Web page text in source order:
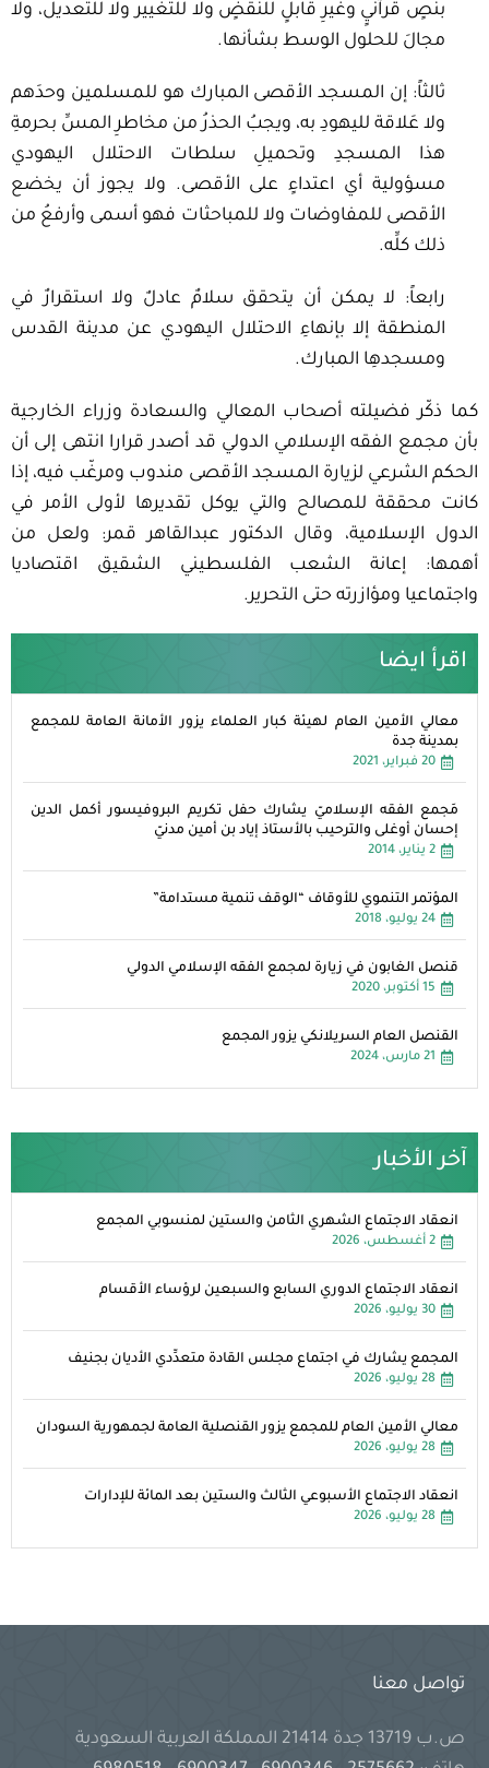
بنصٍ قرآنيٍ وغيرِ قابلٍ للنقضٍ ولا للتغيير ولا للتعديل، ولا
مجالَ للحلول الوسط بشأنها.
ثالثاً: إن المسجد الأقصى المبارك هو للمسلمين وحدَهم
ولا عَلاقة لليهودِ به، ويجبُ الحذرُ من مخاطرِ المسِّ بحرمةِ
هذا المسجدِ وتحميلِ سلطات الاحتلال اليهودي
مسؤولية أي اعتداءٍ على الأقصى. ولا يجوز أن يخضع
الأقصى للمفاوضات ولا للمباحثات فهو أسمى وأرفعُ من
ذلك كلِّه.
رابعاً: لا يمكن أن يتحقق سلامٌ عادلٌ ولا استقرارٌ في
المنطقة إلا بإنهاءِ الاحتلال اليهودي عن مدينة القدس
ومسجدهِا المبارك.
كما ذكّر فضيلته أصحاب المعالي والسعادة وزراء الخارجية
بأن مجمع الفقه الإسلامي الدولي قد أصدر قرارا انتهى إلى أن
الحكم الشرعي لزيارة المسجد الأقصى مندوب ومرغّب فيه، إذا
كانت محققة للمصالح والتي يوكل تقديرها لأولى الأمر في
الدول الإسلامية، وقال الدكتور عبدالقاهر قمر: ولعل من
أهمها: إعانة الشعب الفلسطيني الشقيق اقتصاديا
واجتماعيا ومؤازرته حتى التحرير.
اقرأ ايضا
معالي الأمين العام لهيئة كبار العلماء يزور الأمانة العامة للمجمع
بمدينة جدة
20 فبراير، 2021
مَجمع الفقه الإسلاميّ يشارك حفل تكريم البروفيسور أكمل الدين
إحسان أوغلى والترحيب بالأستاذ إياد بن أمين مدنيّ
2 يناير، 2014
المؤتمر التنموي للأوقاف “الوقف تنمية مستدامة”
24 يوليو، 2018
قنصل الغابون في زيارة لمجمع الفقه الإسلامي الدولي
15 أكتوبر، 2020
القنصل العام السريلانكي يزور المجمع
21 مارس، 2024
آخر الأخبار
انعقاد الاجتماع الشهري الثامن والستين لمنسوبي المجمع
2 أغسطس، 2026
انعقاد الاجتماع الدوري السابع والسبعين لرؤساء الأقسام
30 يوليو، 2026
المجمع يشارك في اجتماع مجلس القادة متعدِّدي الأديان بجنيف
28 يوليو، 2026
معالي الأمين العام للمجمع يزور القنصلية العامة لجمهورية السودان
28 يوليو، 2026
انعقاد الاجتماع الأسبوعي الثالث والستين بعد المائة للإدارات
28 يوليو، 2026
تواصل معنا
ص.ب 13719 جدة 21414 المملكة العربية السعودية